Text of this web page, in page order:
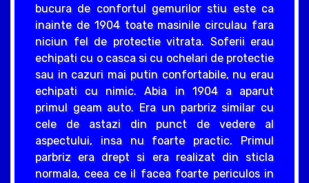
bucura de confortul gemurilor stiu este ca
inainte de 1904 toate masinile circulau fara
niciun fel de protectie vitrata. Soferii erau
echipati cu o casca si cu ochelari de protectie
sau in cazuri mai putin confortabile, nu erau
echipati cu nimic. Abia in 1904 a aparut
primul geam auto. Era un parbriz similar cu
cele de astazi din punct de vedere al
aspectului, insa nu foarte practic. Primul
parbriz era drept si era realizat din sticla
normala, ceea ce il facea foarte periculos in